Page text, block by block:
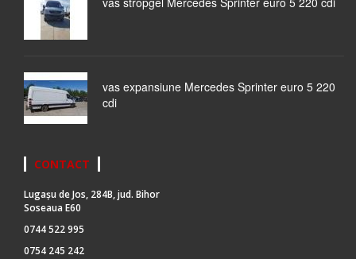
vas expansiune Mercedes Sprinter euro 5 220
cdi
CONTACT
Lugașu de Jos, 284B, jud. Bihor
Soseaua E60
0744 522 995
0754 245 242